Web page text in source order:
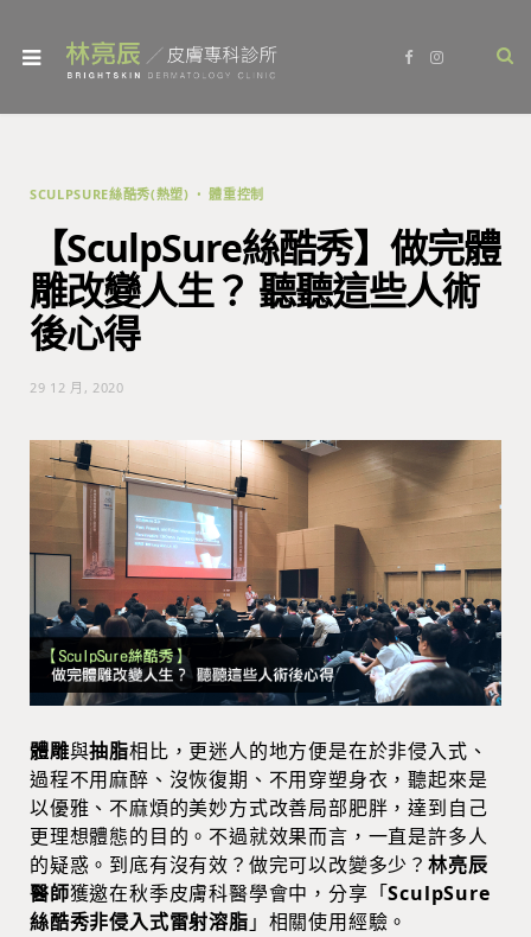
b
I
a
SCULPSURE絲酷秀(熱塑) 體重控制
【SculpSure絲酷秀】做完體
雕改變人生？ 聽聽這些人術
後心得
29 12 月, 2020
體雕與抽脂相比，更迷人的地方便是在於非侵入式、
過程不用麻醉、沒恢復期、不用穿塑身衣，聽起來是
以優雅、不麻煩的美妙方式改善局部肥胖，達到自己
更理想體態的目的。不過就效果而言，一直是許多人
的疑惑。到底有沒有效？做完可以改變多少？ 林亮辰
醫師獲邀在秋季皮膚科醫學會中，分享「SculpSure
絲酷秀非侵入式雷射溶脂 」相關使用經驗。